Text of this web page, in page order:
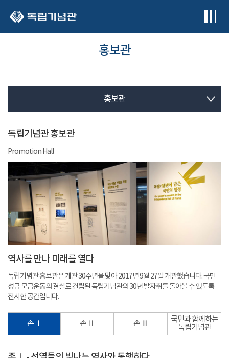
홍보관
홍보관
독립기념관 홍보관
Promotion Hall
역사를 만나 미래를 열다
독립기념관 홍보관은 개관 30주년을 맞아 2017년 9월 27일 개관했습니다. 국민
성금 모금운동의 결실로 건립된 독립기념관의 30년 발자취를 돌아볼 수 있도록
전시한 공간입니다.
존 Ⅰ 존 Ⅱ 존 Ⅲ
국민과 함께하는
독립기념관